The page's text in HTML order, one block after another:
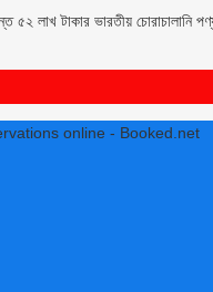
৫২ লাখ টাকার ভারতীয় চোরাচালানি